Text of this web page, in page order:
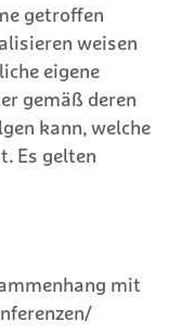
getroffen
weisen
eigene
gemäß deren
kann, welche
Es gelten
mit